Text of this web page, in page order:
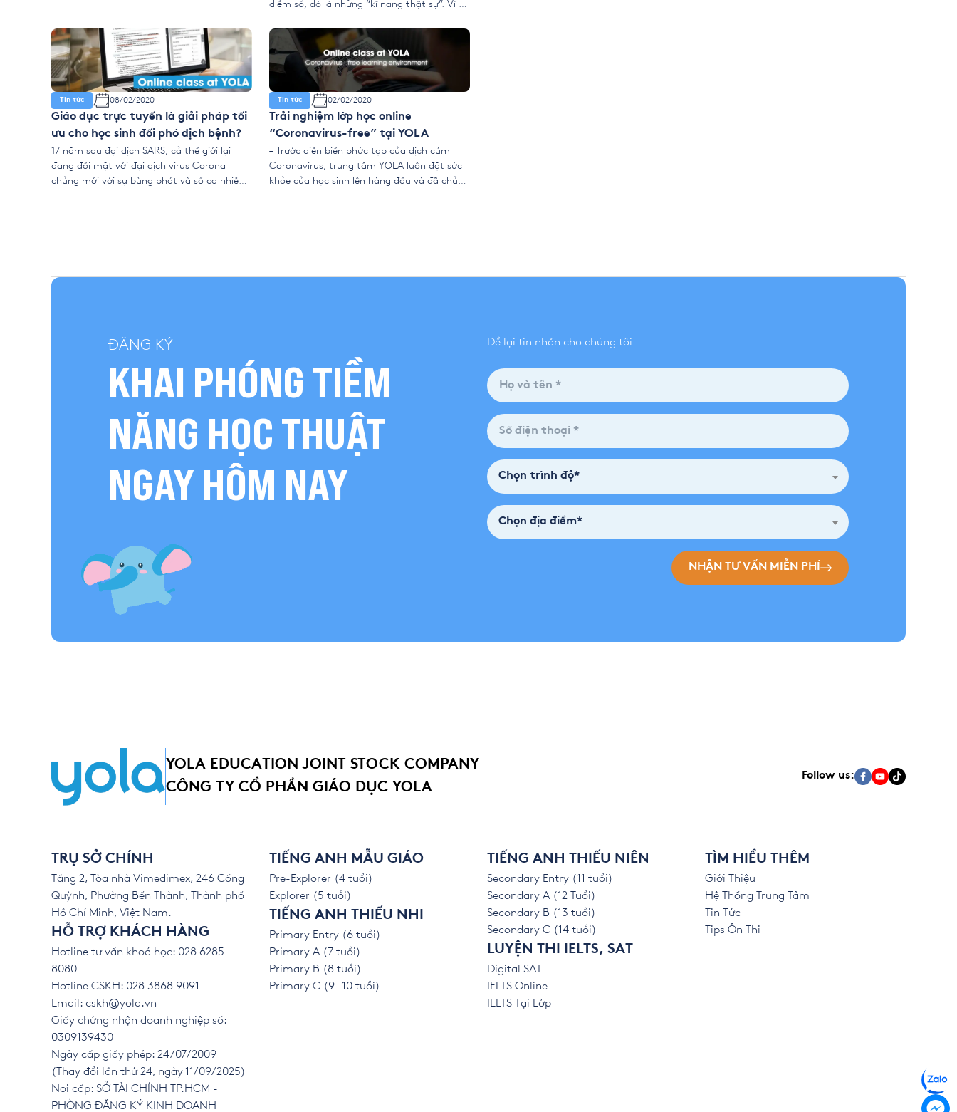
nhất để học […]
điểm số, đó là những “kĩ năng thật sự”. Ví dụ
Khoa ngon, trường top. Nghe rất oai, bố mẹ
tụi tui rất tự hào. Nhưng bố mẹ […]
Tin tức 08/02/2020
Giáo dục trực tuyến là giải pháp tối
ưu cho học sinh đối phó dịch bệnh?
17 năm sau đại dịch SARS, cả thế giới lại
đang đối mặt với đại dịch virus Corona
chủng mới với sự bùng phát và số ca nhiễm
Tin tức 02/02/2020
Trải nghiệm lớp học online
“Coronavirus-free” tại YOLA
– Trước diễn biến phức tạp của dịch cúm
Coronavirus, trung tâm YOLA luôn đặt sức
khỏe của học sinh lên hàng đầu và đã chủ
ĐĂNG KÝ
KHAI PHÓNG TIỀM
NĂNG HỌC THUẬT
NGAY HÔM NAY
Để lại tin nhắn cho chúng tôi
Chọn trình độ*
Chọn địa điểm*
NHẬN TƯ VẤN MIỄN PHÍ
YOLA EDUCATION JOINT STOCK COMPANY
CÔNG TY CỔ PHẦN GIÁO DỤC YOLA
Follow us:
TRỤ SỞ CHÍNH
Tầng 2, Tòa nhà Vimedimex, 246 Cống
Quỳnh, Phường Bến Thành, Thành phố
Hồ Chí Minh, Việt Nam.
HỖ TRỢ KHÁCH HÀNG
Hotline tư vấn khoá học: 028 6285
8080
Hotline CSKH: 028 3868 9091
Email: cskh@yola.vn
Giấy chứng nhận doanh nghiệp số:
0309139430
Ngày cấp giấy phép: 24/07/2009
(Thay đổi lần thứ 24, ngày 11/09/2025)
Nơi cấp: SỞ TÀI CHÍNH TP.HCM -
PHÒNG ĐĂNG KÝ KINH DOANH
TIẾNG ANH MẪU GIÁO
Pre-Explorer (4 tuổi)
Explorer (5 tuổi)
TIẾNG ANH THIẾU NHI
Primary Entry (6 tuổi)
Primary A (7 tuổi)
Primary B (8 tuổi)
Primary C (9 – 10 tuổi)
TIẾNG ANH THIẾU NIÊN
Secondary Entry (11 tuổi)
Secondary A (12 Tuổi)
Secondary B (13 tuổi)
Secondary C (14 tuổi)
LUYỆN THI IELTS, SAT
Digital SAT
IELTS Online
IELTS Tại Lớp
TÌM HIỂU THÊM
Giới Thiệu
Hệ Thống Trung Tâm
Tin Tức
Tips Ôn Thi